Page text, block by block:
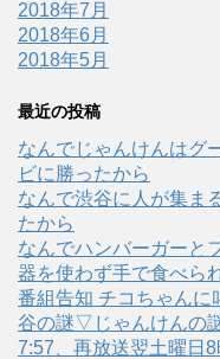
2018年7月
2018年6月
2018年5月
最近の投稿
なんでじゃんけんはグ
ビに勝ったから
なんで渋谷に人が集ま
たから
なんでハンバーガーと
器を使わず手で食べら
番組告知 チコちゃん
谷の謎▽じゃんけんの
7:57、再放送翌土曜日